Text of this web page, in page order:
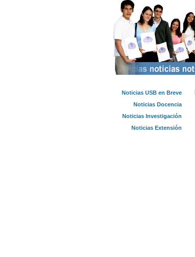
Noticias USB en Breve
Noticias Docencia
Noticias Investigación
Noticias Extensión